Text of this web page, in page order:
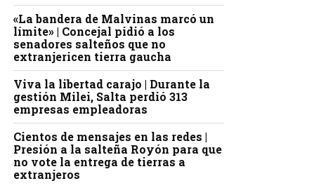
«La bandera de Malvinas marcó un
límite» | Concejal pidió a los
senadores salteños que no
extranjericen tierra gaucha
Viva la libertad carajo | Durante la
gestión Milei, Salta perdió 313
empresas empleadoras
Cientos de mensajes en las redes |
Presión a la salteña Royón para que
no vote la entrega de tierras a
extranjeros